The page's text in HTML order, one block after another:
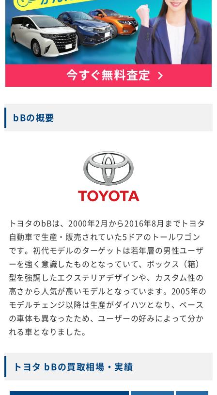
bBの概要
トヨタのbBは、2000年2月から2016年8月までトヨタ
自動車で生産・販売されていた5ドアのトールワゴン
です。初代モデルのターゲットは若年層の男性ユーザ
ーを強く意識したものとなっていて、ボックス（箱）
型を強調したエクステリアデザインや、カスタム性の
高さから人気が高いモデルとなっています。2005年の
モデルチェンジ以降は生産がダイハツとなり、ベース
の車体も異なったため、ユーザーの好みによって分か
れる車となりました。
トヨタ bBの買取相場・実績